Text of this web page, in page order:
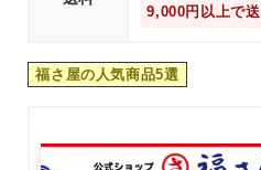
9,000円以上で
福さ屋の人気商品5選